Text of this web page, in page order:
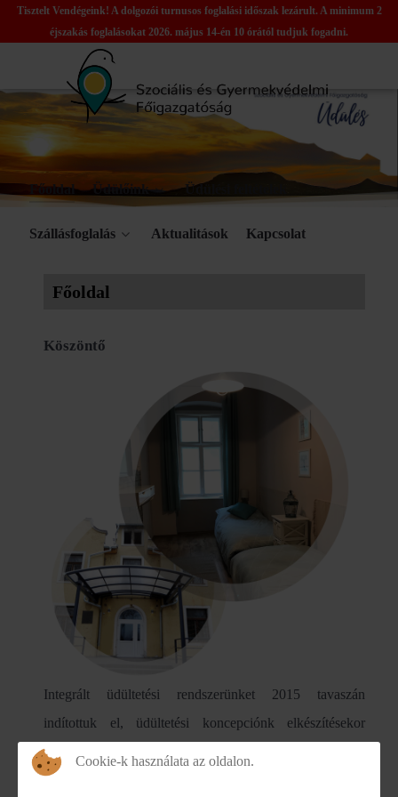
Tisztelt Vendégeink! A dolgozói turnusos foglalási időszak lezárult. A minimum 2
éjszakás foglalásokat 2026. május 14-én 10 órától tudjuk fogadni.
Főoldal Üdülőink Üdülési feltételek
Szállásfoglalás Aktualitások Kapcsolat
Főoldal
Köszöntő
Integrált üdültetési rendszerünket 2015 tavaszán
indítottuk el, üdültetési koncepciónk elkészítésekor
célkitűzésünk az volt, hogy a Szociális és
Gyermekvédelmi Főigazgatóság intézményeiben ellátott
Cookie-k használata az oldalon.